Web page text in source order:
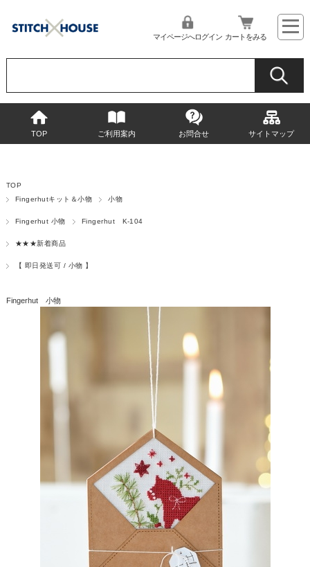
マイページへログイン カートをみる
TOP ご利用案内 お問合せ サイトマップ
TOP
Fingerhutキット＆小物
小物
Fingerhut 小物 Fingerhut K-104
★★★新着商品
【 即日発送可 / 小物 】
Fingerhut 小物